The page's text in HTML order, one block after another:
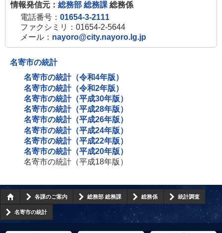
情報発信元： 総務部 総務課 総務係
電話番号： 01654-3-2111
ファクシミリ：01654-2-5644
メール： nayoro@city.nayoro.lg.jp
名寄市の統計
名寄市の統計（令和4年版）
名寄市の統計（令和2年版）
名寄市の統計（平成30年版）
名寄市の統計（平成28年版）
名寄市の統計（平成26年版）
名寄市の統計（平成24年版）
名寄市の統計（平成22年版）
名寄市の統計（平成20年版）
名寄市の統計（平成18年版）
各課のご案内 総務部 総務課 総務係 統計調査
名寄市の統計